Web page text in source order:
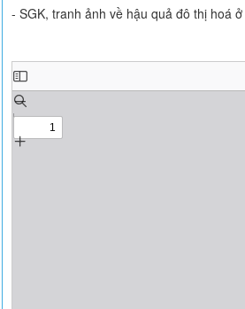
- SGK, tranh ảnh về hậu quả đô thị hoá